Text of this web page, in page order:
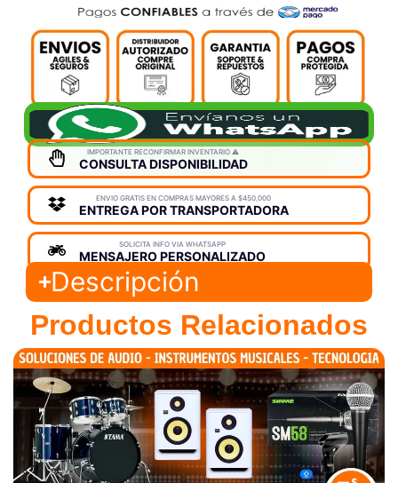
IMPORTANTE RECONFIRMAR INVENTARIO ⚠️
CONSULTA DISPONIBILIDAD
ENVIO GRATIS EN COMPRAS MAYORES A $450,000
ENTREGA POR TRANSPORTADORA
SOLICITA INFO VIA WHATSAPP
MENSAJERO PERSONALIZADO
Descripción
Productos Relacionados